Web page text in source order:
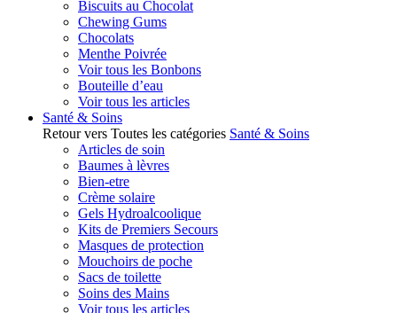
Biscuits au Chocolat
Chewing Gums
Chocolats
Menthe Poivrée
Voir tous les Bonbons
Bouteille d’eau
Voir tous les articles
Santé & Soins
Retour vers Toutes les catégories Santé & Soins
Articles de soin
Baumes à lèvres
Bien-etre
Crème solaire
Gels Hydroalcoolique
Kits de Premiers Secours
Masques de protection
Mouchoirs de poche
Sacs de toilette
Soins des Mains
Voir tous les articles